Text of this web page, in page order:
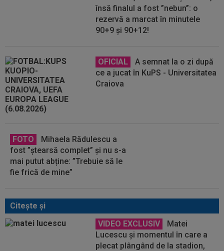
însă finalul a fost ”nebun”: o
rezervă a marcat în minutele
90+9 și 90+12!
OFICIAL
A semnat la o zi după
ce a jucat în KuPS - Universitatea
Craiova
FOTO
Mihaela Rădulescu a
fost ”ștearsă complet” și nu s-a
mai putut abține: ”Trebuie să le
fie frică de mine”
Citeşte şi
VIDEO EXCLUSIV
Matei
Lucescu și momentul în care a
plecat plângând de la stadion,